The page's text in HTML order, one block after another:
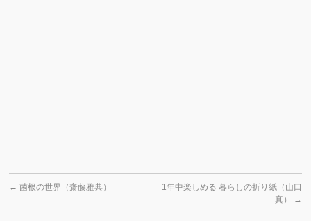
← 菌根の世界（齋藤雅典）
1年中楽しめる 暮らしの折り紙（山口
真）
→